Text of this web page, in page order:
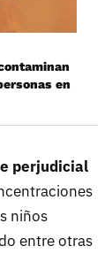
en
perjudicial
niños
entre otras